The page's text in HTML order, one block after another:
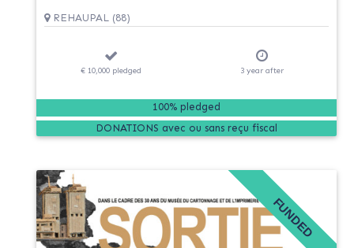
REHAUPAL (88)
€ 10,000 pledged 3 year after
100% pledged
DONATIONS
FUNDED